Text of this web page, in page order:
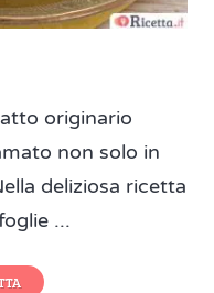
originario
non solo in
deliziosa ricetta
...